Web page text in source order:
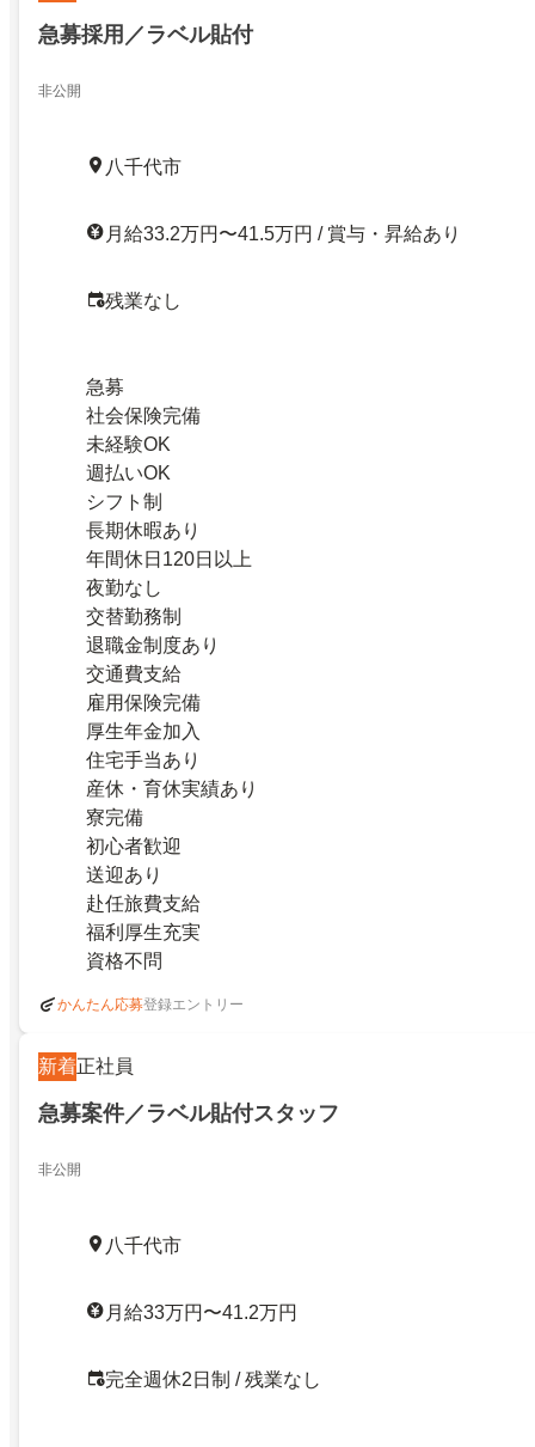
急募採用／ラベル貼付
非公開
八千代市
月給33.2万円〜41.5万円 / 賞与・昇給あり
残業なし
急募
社会保険完備
未経験OK
週払いOK
シフト制
長期休暇あり
年間休日120日以上
夜勤なし
交替勤務制
退職金制度あり
交通費支給
雇用保険完備
厚生年金加入
住宅手当あり
産休・育休実績あり
寮完備
初心者歓迎
送迎あり
赴任旅費支給
福利厚生充実
資格不問
かんたん応募登録エントリー
新着正社員
急募案件／ラベル貼付スタッフ
非公開
八千代市
月給33万円〜41.2万円
完全週休2日制 / 残業なし